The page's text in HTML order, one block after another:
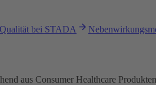
Qualität bei STADA
aus Consumer Healthcare